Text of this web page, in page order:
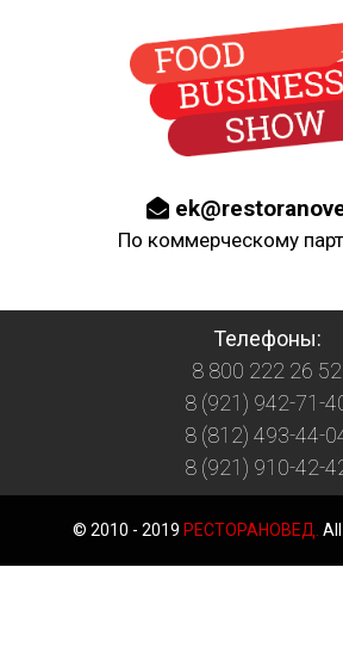
По коммерческому
Телефоны:
8 800 222 26 52
8 (921) 942-71-
8 (812) 493-44-
8 (921) 910-42-
© 2010 - 2019 РЕСТОРАНОВЕД.